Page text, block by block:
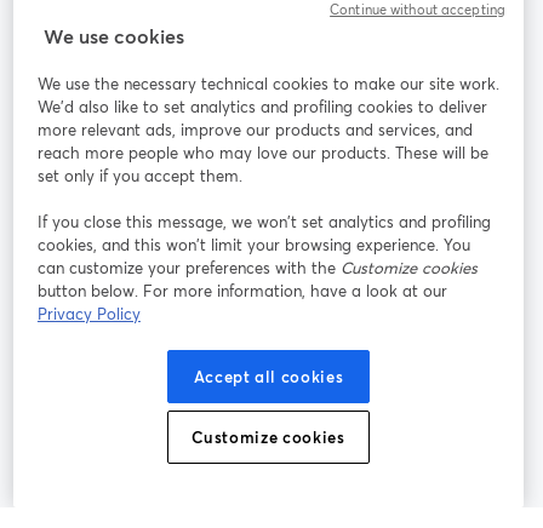
StreamYard：
参加する
ライ
ンセ
ミナ
ー
Facebook
新しいタブで開く(Twitter)
YouTube
Instagram
新しいタブで開く
LinkedIn
新しいタブで開く
新しいタブで開く
プラットフォーム利用規約
個人情報保護方針 クッキーポリシー
We use cookies
We use the necessary technical cookies to make our site work.
We'd also like to set analytics and profiling cookies to deliver
more relevant ads, improve our products and services, and
reach more people who may love our products. These will be
set only if you accept them.
If you close this message, we won’t set analytics and profiling
cookies, and this won’t limit your browsing experience. You
can customize your preferences with the Customize cookies
button below. For more information, have a look at our
Privacy Policy
Accept all cookies
Customize cookies
Continue without accepting